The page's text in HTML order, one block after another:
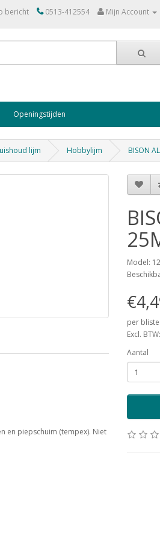
bericht 0513-412554 Mijn Account
Openingstijden
lijm Hobbylijm BISON
en piepschuim (tempex). Niet
Model:
per
Excl.
Aantal